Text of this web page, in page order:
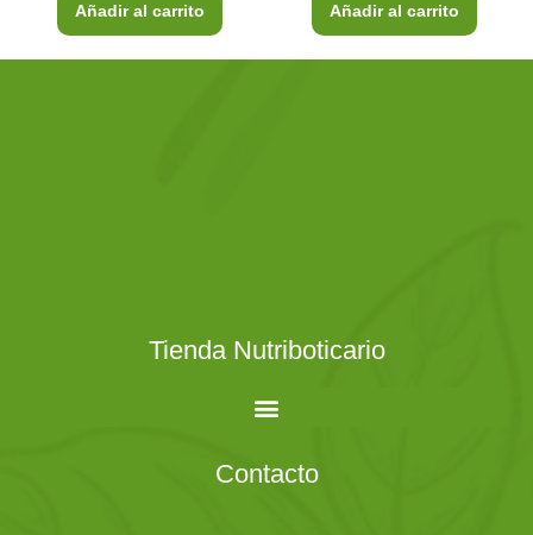
Añadir al carrito Añadir al carrito
Tienda Nutriboticario
Contacto